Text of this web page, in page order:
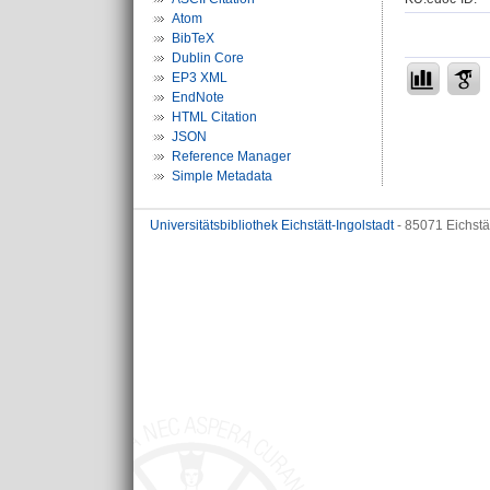
Atom
BibTeX
Dublin Core
EP3 XML
EndNote
HTML Citation
JSON
Reference Manager
Simple Metadata
Universitätsbibliothek Eichstätt-Ingolstadt- 85071